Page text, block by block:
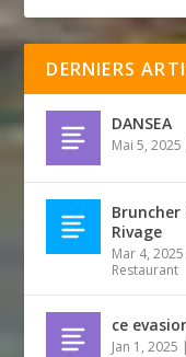
DERNIERS
DANSEA
Mai 5, 2025
Rivage
Mar 4, 2025
Restaurant
ce
Jan 1, 2025